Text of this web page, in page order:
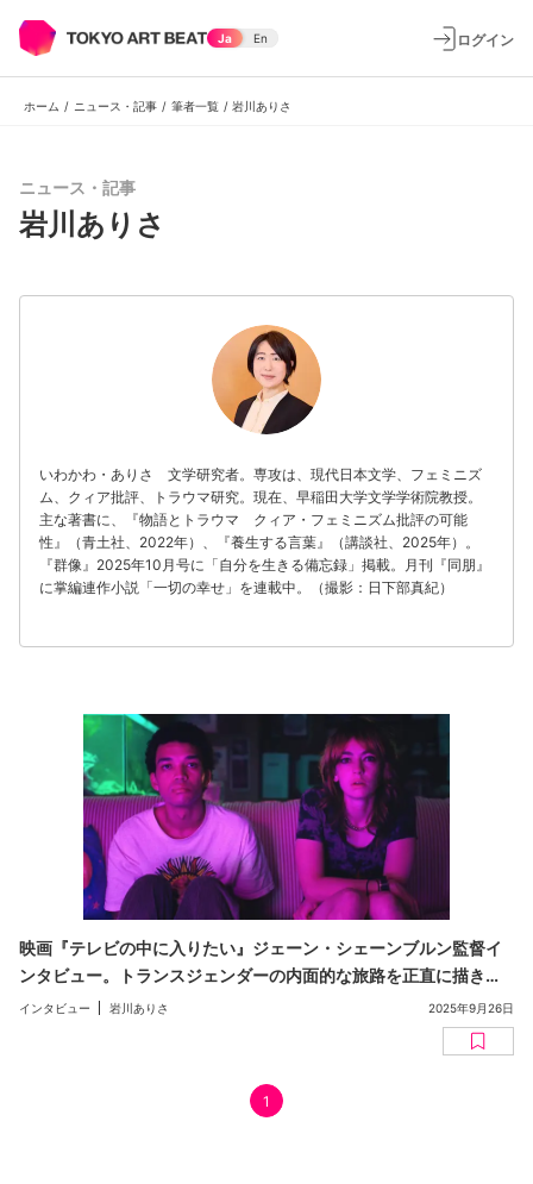
Ja En ログイン
ホーム / ニュース・記事 / 筆者一覧 / 岩川ありさ
ニュース・記事
岩川ありさ
いわかわ・ありさ 文学研究者。専攻は、現代日本文学、フェミニズ
ム、クィア批評、トラウマ研究。現在、早稲田大学文学学術院教授。
主な著書に、『物語とトラウマ クィア・フェミニズム批評の可能
性』（青土社、2022年）、『養生する言葉』（講談社、2025年）。
『群像』2025年10月号に「自分を生きる備忘録」掲載。月刊『同朋』
に掌編連作小説「一切の幸せ」を連載中。（撮影：日下部真紀）
映画『テレビの中に入りたい』ジェーン・シェーンブルン監督イ
ンタビュー。トランスジェンダーの内面的な旅路を正直に描きた
かった（聞き手：岩川ありさ）
インタビュー 岩川ありさ 2025年9月26日
1